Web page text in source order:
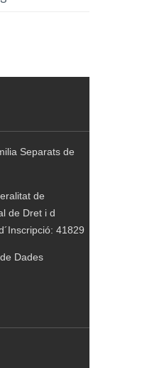
Separats de
de
de Dret i d
41829
Dades